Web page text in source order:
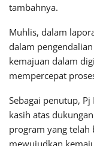
tambahnya.
Muhlis, dalam
dalam
kemajuan dalam
mempercepat
Sebagai penutup,
kasih atas
program yang
mewujudkan